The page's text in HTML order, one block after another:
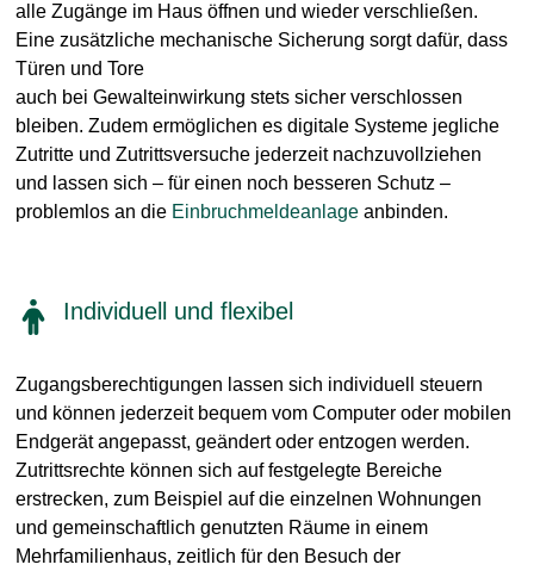
alle Zugänge im Haus öffnen und wieder verschließen.
Eine zusätzliche mechanische Sicherung sorgt dafür, dass
Türen und Tore
auch bei Gewalteinwirkung stets sicher verschlossen
bleiben. Zudem ermöglichen es digitale Systeme jegliche
Zutritte und Zutrittsversuche jederzeit nachzuvollziehen
und lassen sich – für einen noch besseren Schutz –
problemlos an die Einbruchmeldeanlageanbinden.
Individuell und flexibel
Zugangsberechtigungen lassen sich individuell steuern
und können jederzeit bequem vom Computer oder mobilen
Endgerät angepasst, geändert oder entzogen werden.
Zutrittsrechte können sich auf festgelegte Bereiche
erstrecken, zum Beispiel auf die einzelnen Wohnungen
und gemeinschaftlich genutzten Räume in einem
Mehrfamilienhaus, zeitlich für den Besuch der